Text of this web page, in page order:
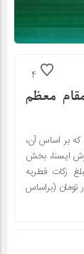
4
معظم
بر اساس آن،
است. به گزارش ایسنا، بخش
زکات فطریه
کرد. حداقل مبلغ فطریه برای هر نفر ۸ هزار تومان (براساس